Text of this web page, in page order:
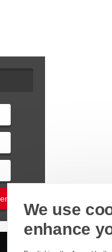
We use
enhance